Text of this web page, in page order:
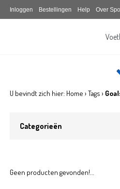
Inloggen Bestellingen Help Over
U bevindt zich hier: Home ›Tags ›
Categorieën
Geen producten gevonden!...